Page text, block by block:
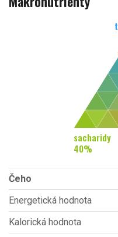
sacharidy
40%
Čeho
Energetická hodnota
Kalorická hodnota